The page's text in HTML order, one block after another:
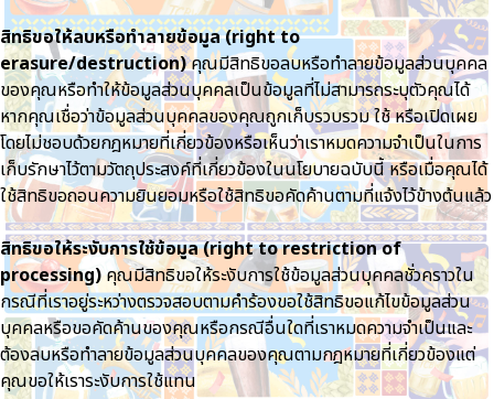
สิทธิขอให้ลบหรือทำลายข้อมูล (right to
erasure/destruction)คุณมีสิทธิขอลบหรือทำลายข้อมูลส่วนบุคคล
ของคุณหรือทำให้ข้อมูลส่วนบุคคลเป็นข้อมูลที่ไม่สามารถระบุตัวคุณได้
หากคุณเชื่อว่าข้อมูลส่วนบุคคลของคุณถูกเก็บรวบรวม ใช้ หรือเปิดเผย
โดยไม่ชอบด้วยกฎหมายที่เกี่ยวข้องหรือเห็นว่าเราหมดความจำเป็นในการ
เก็บรักษาไว้ตามวัตถุประสงค์ที่เกี่ยวข้องในนโยบายฉบับนี้ หรือเมื่อคุณได้
ใช้สิทธิขอถอนความยินยอมหรือใช้สิทธิขอคัดค้านตามที่แจ้งไว้ข้างต้นแล้ว
สิทธิขอให้ระงับการใช้ข้อมูล (right to restriction of
processing)คุณมีสิทธิขอให้ระงับการใช้ข้อมูลส่วนบุคคลชั่วคราวใน
กรณีที่เราอยู่ระหว่างตรวจสอบตามคำร้องขอใช้สิทธิขอแก้ไขข้อมูลส่วน
บุคคลหรือขอคัดค้านของคุณหรือกรณีอื่นใดที่เราหมดความจำเป็นและ
ต้องลบหรือทำลายข้อมูลส่วนบุคคลของคุณตามกฎหมายที่เกี่ยวข้องแต่
คุณขอให้เราระงับการใช้แทน